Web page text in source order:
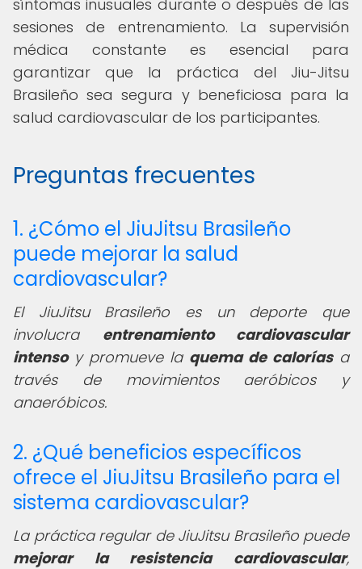
síntomas inusuales durante o después de las
sesiones de entrenamiento. La supervisión
médica constante es esencial para
garantizar que la práctica del Jiu-Jitsu
Brasileño sea segura y beneficiosa para la
salud cardiovascular de los participantes.
Preguntas frecuentes
1. ¿Cómo el JiuJitsu Brasileño
puede mejorar la salud
cardiovascular?
El JiuJitsu Brasileño es un deporte que
involucra entrenamiento cardiovascular
intensoy promueve la quema de caloríasa
través de movimientos aeróbicos y
anaeróbicos.
2. ¿Qué beneficios específicos
ofrece el JiuJitsu Brasileño para el
sistema cardiovascular?
La práctica regular de JiuJitsu Brasileño puede
mejorar la resistencia cardiovascular,